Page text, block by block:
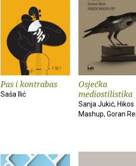
Pas i kontrabas
Saša Ilić
Osječka
mediostilistika
Sanja Jukić, Hikos
Mashup, Goran